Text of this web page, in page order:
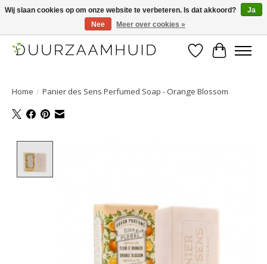
Duurzaamhuid, uw duurzame weg naar een mooie, gezonde huid.
Verlanglijst
Home / Panier des Sens Perfumed Soap - Orange Blossom
Wij slaan cookies op om onze website te verbeteren. Is dat akkoord?
Ja
Nee
Meer over cookies »